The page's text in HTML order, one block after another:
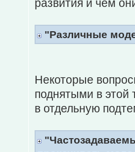
развития и чем
"Различные
Некоторые
поднятыми в этой
в отдельную